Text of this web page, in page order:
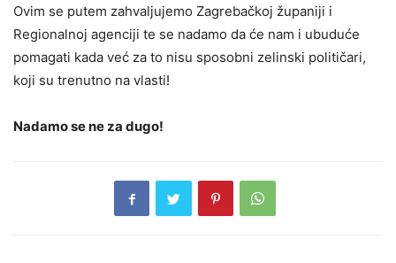
Ovim se putem zahvaljujemo Zagrebačkoj županiji i
Regionalnoj agenciji te se nadamo da će nam i ubuduće
pomagati kada već za to nisu sposobni zelinski političari,
koji su trenutno na vlasti!
Nadamo se ne za dugo!